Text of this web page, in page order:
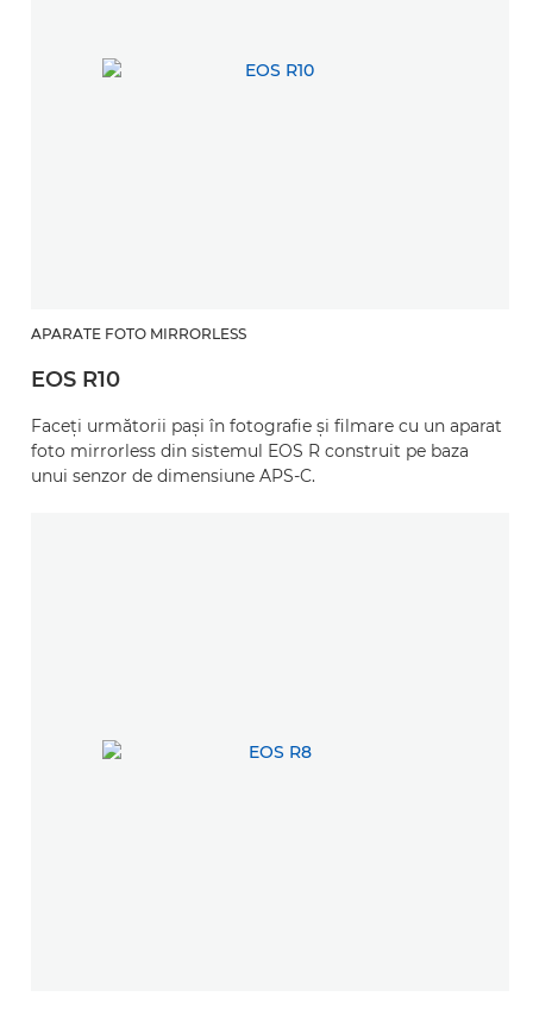
APARATE FOTO MIRRORLESS
EOS R10
Faceţi următorii paşi în fotografie şi filmare cu un aparat
foto mirrorless din sistemul EOS R construit pe baza
unui senzor de dimensiune APS-C.